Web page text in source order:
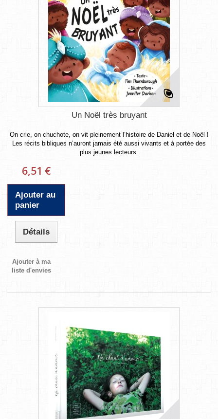
Un Noël très bruyant
On crie, on chuchote, on vit pleinement l’histoire de Daniel et de Noël !
Les récits bibliques n’auront jamais été aussi vivants et à portée des
plus jeunes lecteurs.
6,51 €
Ajouter au
panier
Détails
Ajouter à ma
liste d'envies